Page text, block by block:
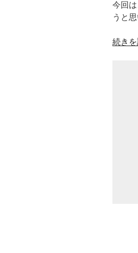
今回
うと
“平
続き